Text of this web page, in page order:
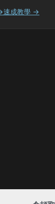
速成教學 →